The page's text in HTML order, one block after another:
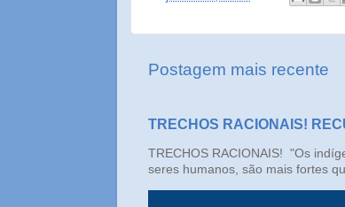
Postagem mais recente
TRECHOS RACIONAIS!
TRECHOS RACIONAIS! "Os
seres humanos, são mais fortes